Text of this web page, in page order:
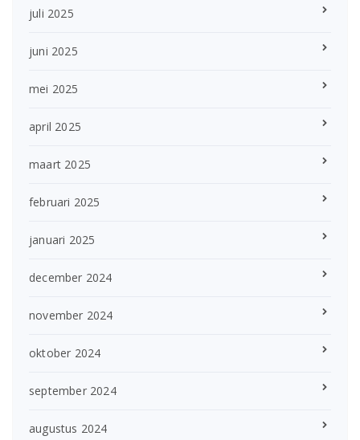
juli 2025
juni 2025
mei 2025
april 2025
maart 2025
februari 2025
januari 2025
december 2024
november 2024
oktober 2024
september 2024
augustus 2024